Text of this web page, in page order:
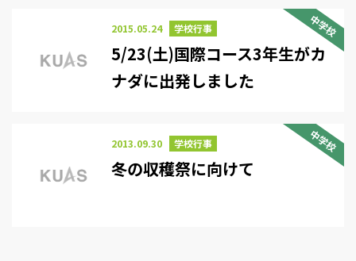
中学校
2015.05.24 学校行事
5/23(土)国際コース3年生がカ
ナダに出発しました
中学校
2013.09.30 学校行事
冬の収穫祭に向けて